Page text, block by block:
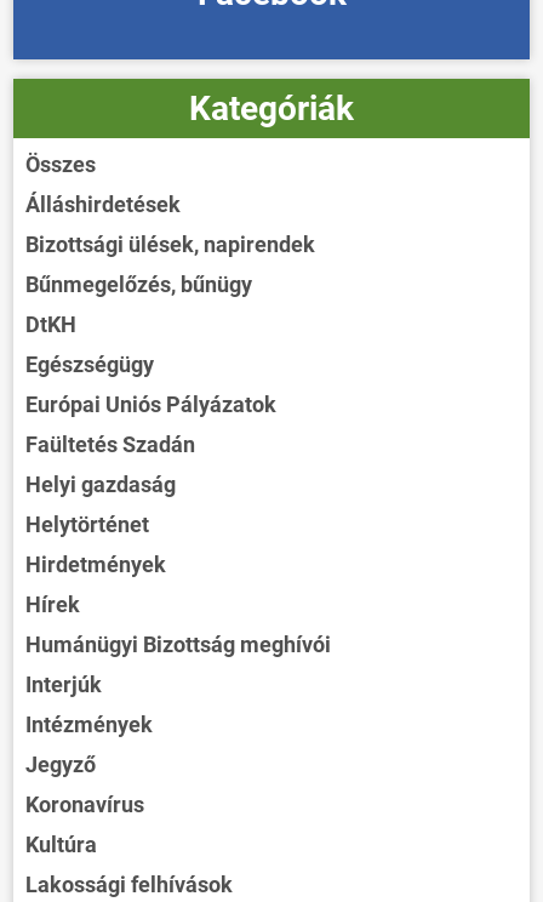
Kategóriák
Összes
Álláshirdetések
Bizottsági ülések, napirendek
Bűnmegelőzés, bűnügy
DtKH
Egészségügy
Európai Uniós Pályázatok
Faültetés Szadán
Helyi gazdaság
Helytörténet
Hirdetmények
Hírek
Humánügyi Bizottság meghívói
Interjúk
Intézmények
Jegyző
Koronavírus
Kultúra
Lakossági felhívások